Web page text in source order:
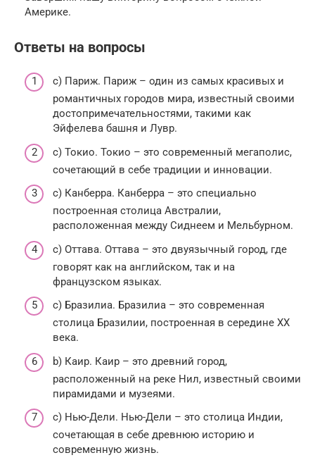
Америке.
Ответы на вопросы
c) Париж. Париж – один из самых красивых и
романтичных городов мира, известный своими
достопримечательностями, такими как
Эйфелева башня и Лувр.
c) Токио. Токио – это современный мегаполис,
сочетающий в себе традиции и инновации.
c) Канберра. Канберра – это специально
построенная столица Австралии,
расположенная между Сиднеем и Мельбурном.
c) Оттава. Оттава – это двуязычный город, где
говорят как на английском, так и на
французском языках.
c) Бразилиа. Бразилиа – это современная
столица Бразилии, построенная в середине XX
века.
b) Каир. Каир – это древний город,
расположенный на реке Нил, известный своими
пирамидами и музеями.
c) Нью-Дели. Нью-Дели – это столица Индии,
сочетающая в себе древнюю историю и
современную жизнь.